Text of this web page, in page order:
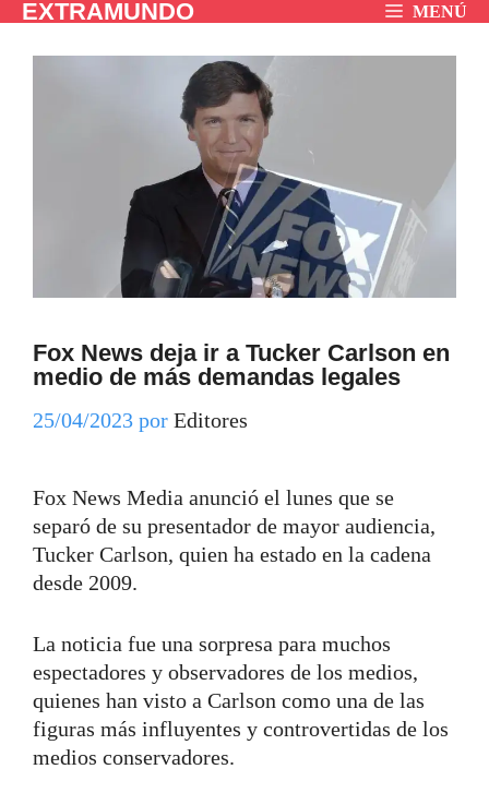
SaltarEXTRAMUNDO MENÚ
Fox News deja ir a Tucker Carlson en
medio de más demandas legales
25/04/2023 por Editores
Fox News Media anunció el lunes que se
separó de su presentador de mayor audiencia,
Tucker Carlson, quien ha estado en la cadena
desde 2009.
La noticia fue una sorpresa para muchos
espectadores y observadores de los medios,
quienes han visto a Carlson como una de las
figuras más influyentes y controvertidas de los
medios conservadores.